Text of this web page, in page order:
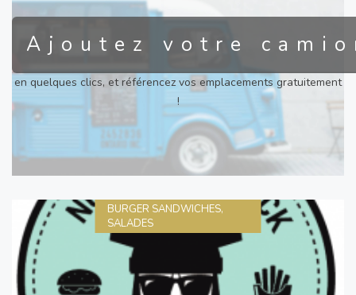
Ajoutez votre
en quelques clics, et référencez vos emplacements gratuitement
!
BURGER SANDWICHES,
SALADES